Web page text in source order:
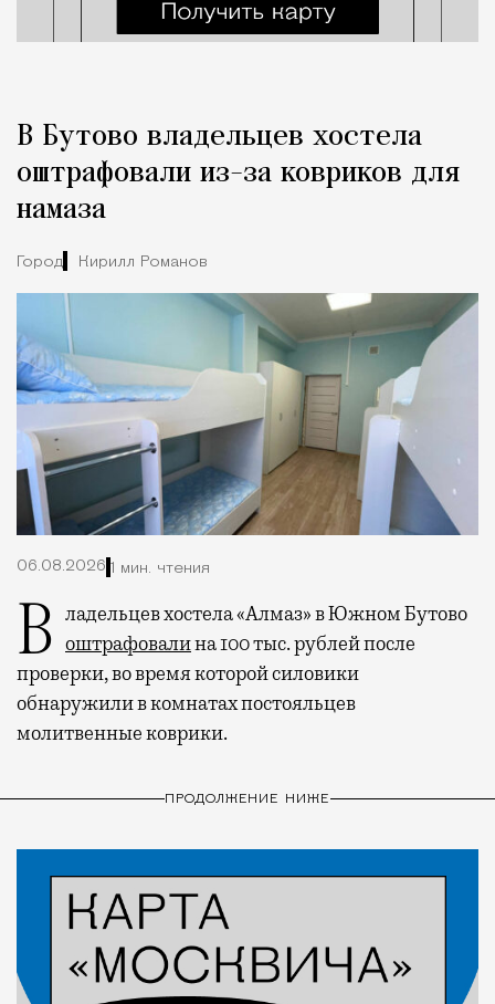
В Бутово владельцев хостела
оштрафовали из-за ковриков для
намаза
Город Кирилл Романов
06.08.2026 1 мин. чтения
Владельцев хостела «Алмаз» в Южном Бутово
оштрафовалина 100 тыс. рублей после
проверки, во время которой силовики
обнаружили в комнатах постояльцев
молитвенные коврики.
ПРОДОЛЖЕНИЕ НИЖЕ